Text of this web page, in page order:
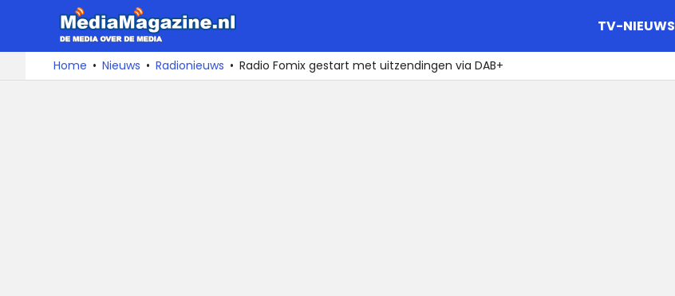
naar
De
media
over
TV-NIEUWS
Home Nieuws Radionieuws Radio Fomix gestart met uitzendingen via DAB+